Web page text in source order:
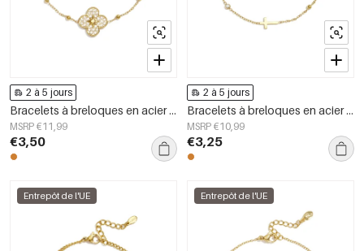
2 à 5 jours
Bracelets à breloques en acier inoxydable Trèfle Collection Simple Daily Simple Bijoux pour femmes
MSRP €11,99
€3,50
2 à 5 jours
Bracelets à breloques en acier inoxydable, collection croix simple, bijoux pour femmes
MSRP €10,99
€3,25
Entrepôt de l'UE Entrepôt de l'UE